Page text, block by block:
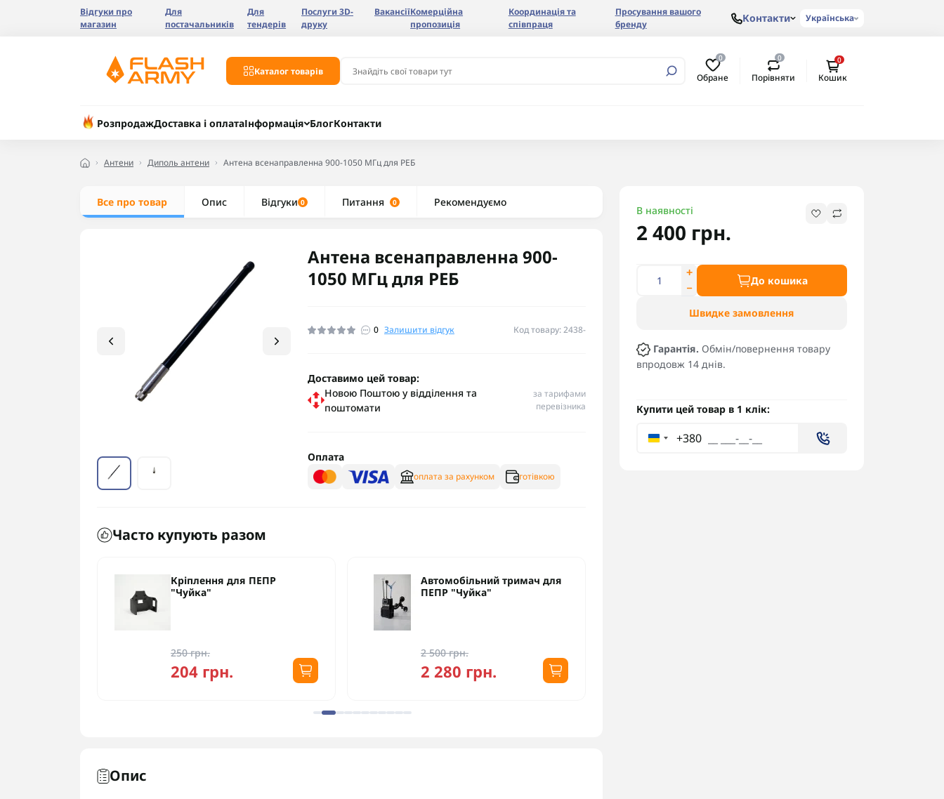
Відгуки про
магазин
Для
постачальників
Для
тендерів
Послуги 3D-
друку
ВакансіїКомерційна
пропозиція
Координація та
співпраця
Просування вашого
бренду
Контакти Українська
Каталог товарів
0
Обране
0
Порівняти
0
Кошик
РозпродажДоставка і оплатаІнформація БлогКонтакти
Антени Диполь антени Антена всенаправленна 900-1050 МГц для РЕБ
Все про товар Опис Відгуки 0 Питання 0 Рекомендуємо
Антена всенаправленна 900-
1050 МГц для РЕБ
0 Залишити відгук Код товару: 2438-
В наявності
2 400 грн.
До кошика
Швидке замовлення
Гарантія. Обмін/повернення товару
впродовж 14 днів.
Купити цей товар в 1 клік:
+380
Доставимо цей товар:
Новою Поштою у відділення та
поштомати
за тарифами
перевізника
Оплата
оплата за рахунком готівкою
Часто купують разом
Кріплення для ПЕПР
"Чуйка"
250 грн.
204 грн.
Автомобільний тримач для
ПЕПР "Чуйка"
2 500 грн.
2 280 грн.
Опис